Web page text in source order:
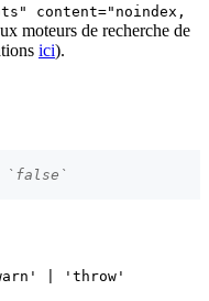
content="noindex,
moteurs de recherche de
ici).
`false`
| 'throw'